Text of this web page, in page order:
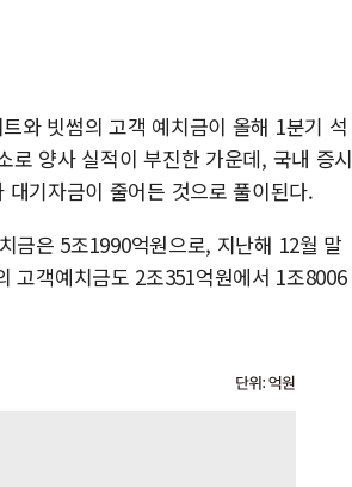
와 빗썸의 고객 예치금이 올해 1분기 석
로 양사 실적이 부진한 가운데, 국내 증시
기자금이 줄어든 것으로 풀이된다.
금은 5조1990억원으로, 지난해 12월 말
고객예치금도 2조351억원에서 1조8006